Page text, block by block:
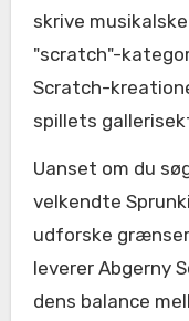
skrive
"scratch"-
Scratch-
spillets
Uanset om du
velkendte
udforske
leverer Abgerny
dens balance